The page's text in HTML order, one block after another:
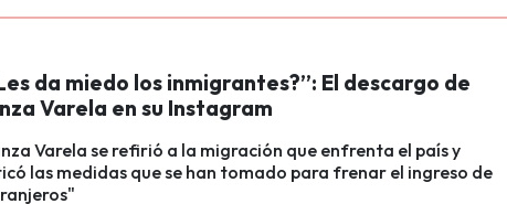
da miedo los inmigrantes?”: El descargo de
Varela en su Instagram
Varela se refirió a la migración que enfrenta el país y
las medidas que se han tomado para frenar el ingreso de